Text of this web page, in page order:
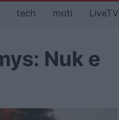
tech moti LiveTV
Nuk e